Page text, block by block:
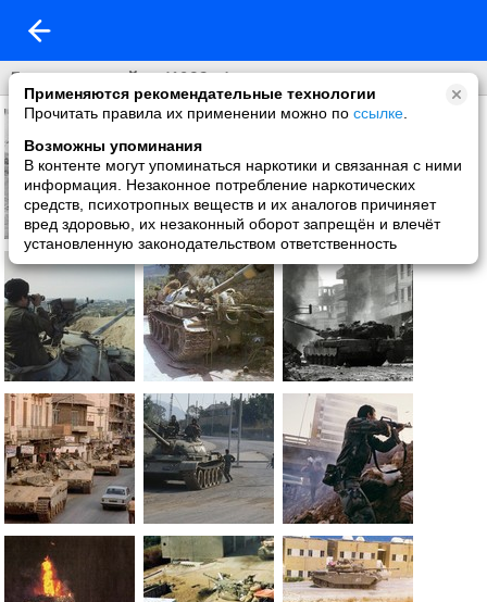
Применяются рекомендательные технологии
Прочитать правила их применении можно по ссылке
Возможны упоминания
В контенте могут упоминаться наркотики и связанная с ними
информация. Незаконное потребление наркотических
средств, психотропных веществ и их аналогов причиняет
вред здоровью, их незаконный оборот запрещён и влечёт
установленную законодательством ответственность
Ливанская война (1982 г.)